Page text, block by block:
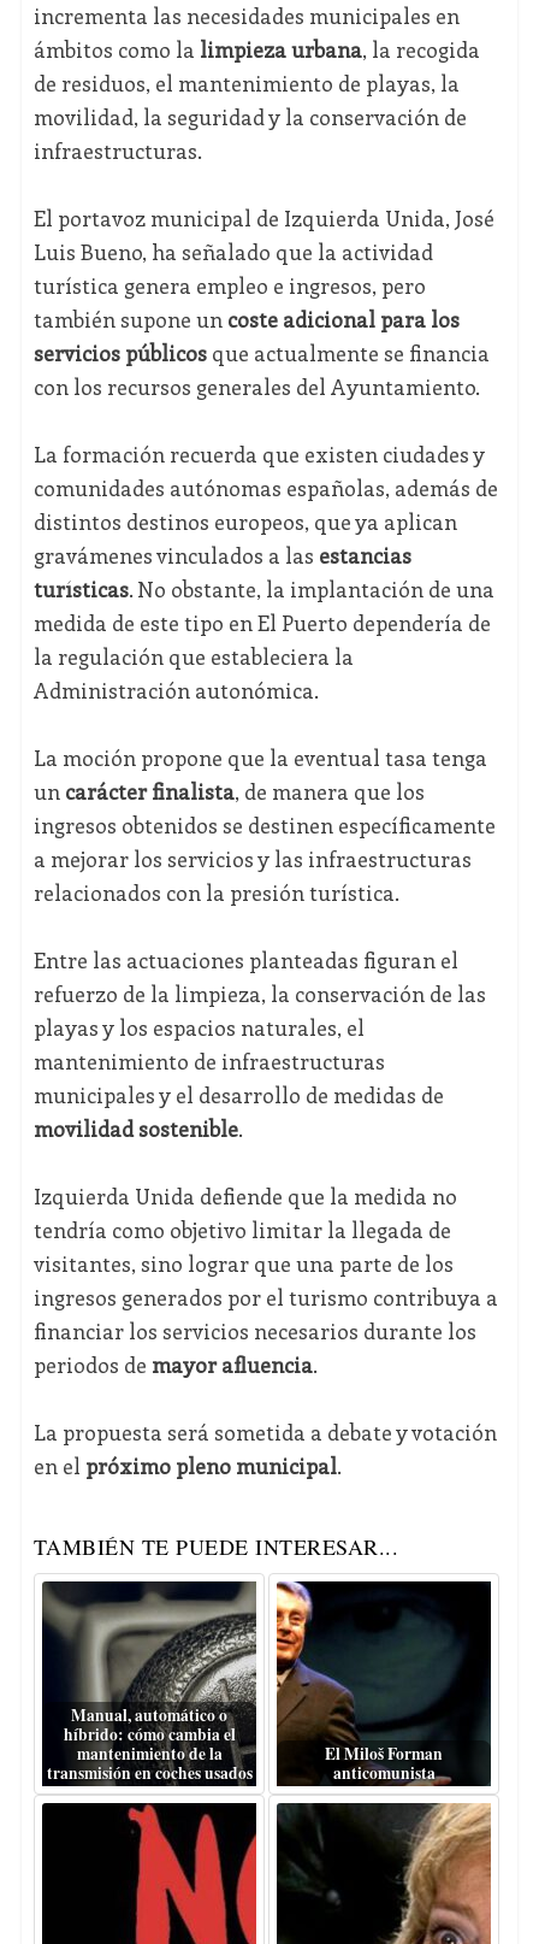
incrementa las necesidades municipales en
ámbitos como la limpieza urbana, la recogida
de residuos, el mantenimiento de playas, la
movilidad, la seguridad y la conservación de
infraestructuras.
El portavoz municipal de Izquierda Unida, José
Luis Bueno, ha señalado que la actividad
turística genera empleo e ingresos, pero
también supone un coste adicional para los
servicios públicosque actualmente se financia
con los recursos generales del Ayuntamiento.
La formación recuerda que existen ciudades y
comunidades autónomas españolas, además de
distintos destinos europeos, que ya aplican
gravámenes vinculados a las estancias
turísticas. No obstante, la implantación de una
medida de este tipo en El Puerto dependería de
la regulación que estableciera la
Administración autonómica.
La moción propone que la eventual tasa tenga
un carácter finalista, de manera que los
ingresos obtenidos se destinen específicamente
a mejorar los servicios y las infraestructuras
relacionados con la presión turística.
Entre las actuaciones planteadas figuran el
refuerzo de la limpieza, la conservación de las
playas y los espacios naturales, el
mantenimiento de infraestructuras
municipales y el desarrollo de medidas de
movilidad sostenible.
Izquierda Unida defiende que la medida no
tendría como objetivo limitar la llegada de
visitantes, sino lograr que una parte de los
ingresos generados por el turismo contribuya a
financiar los servicios necesarios durante los
periodos de mayor afluencia.
La propuesta será sometida a debate y votación
en el próximo pleno municipal.
TAMBIÉN TE PUEDE INTERESAR...
Manual, automático o
híbrido: cómo cambia el
mantenimiento de la
transmisión en coches usados
El Miloš Forman
anticomunista